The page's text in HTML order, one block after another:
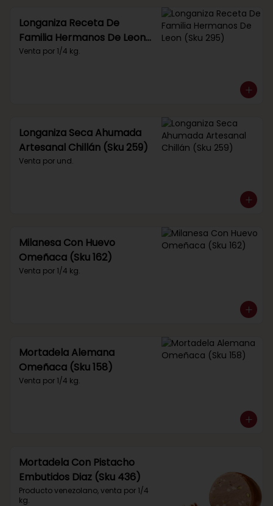
Longaniza Receta De
Familia Hermanos De Leon
(Sku 295)
Venta por 1/4 kg.
Longaniza Seca Ahumada
Artesanal Chillán (Sku 259)
Venta por und.
Milanesa Con Huevo
Omeñaca (Sku 162)
Venta por 1/4 kg.
Mortadela Alemana
Omeñaca (Sku 158)
Venta por 1/4 kg.
Mortadela Con Pistacho
Embutidos Diaz (Sku 436)
Producto venezolano, venta por 1/4
kg.